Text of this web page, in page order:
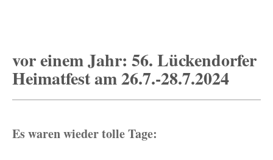
vor einem Jahr: 56. Lückendorfer
Heimatfest am 26.7.-28.7.2024
Es waren wieder tolle Tage: